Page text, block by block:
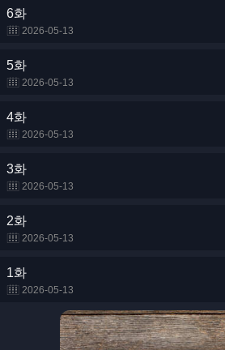
6화
2026-05-13
5화
2026-05-13
4화
2026-05-13
3화
2026-05-13
2화
2026-05-13
1화
2026-05-13